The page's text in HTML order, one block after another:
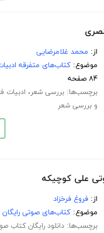
از: محمد غلامرضایی
موضوع:کتاب‌های متفرقه
۸۴ صفحه
برچسب‌ها:بررسی شعر، ادبیات
و بررسی شعر
علی کوچیکه
از:فروغ فرخزاد
موضوع:کتاب‌های صوتی رایگان
برچسب‌ها:دانلود رایگان کتاب